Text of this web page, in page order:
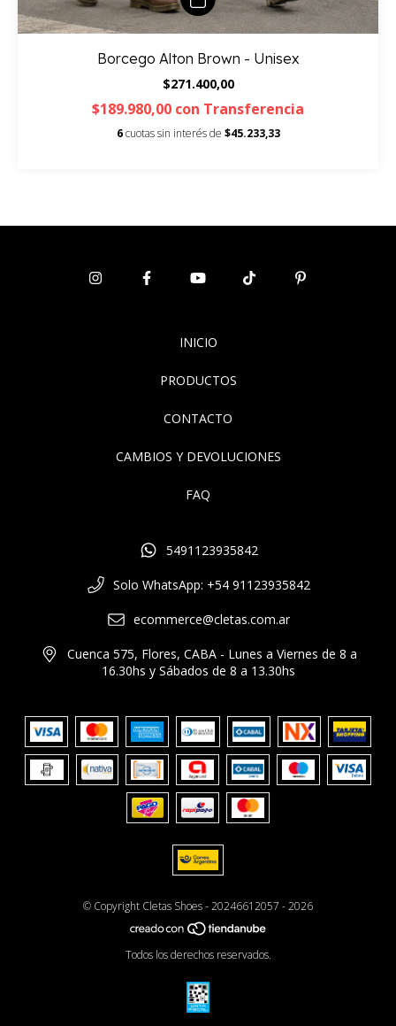
Borcego Alton Brown - Unisex
$271.400,00
$189.980,00 con Transferencia
6 cuotas sin interés de $45.233,33
INICIO
PRODUCTOS
CONTACTO
CAMBIOS Y DEVOLUCIONES
FAQ
5491123935842
Solo WhatsApp: +54 91123935842
ecommerce@cletas.com.ar
Cuenca 575, Flores, CABA - Lunes a Viernes de 8 a
16.30hs y Sábados de 8 a 13.30hs
© Copyright Cletas Shoes - 20246612057 - 2026
Todos los derechos reservados.